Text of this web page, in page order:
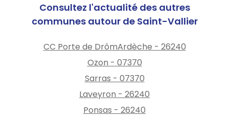
Samedi
de 10h00 à 12h00
Consultez l'actualité des autres
communes autour de Saint-Vallier
CC Porte de DrômArdèche - 26240
Ozon - 07370
Sarras - 07370
Laveyron - 26240
Ponsas - 26240